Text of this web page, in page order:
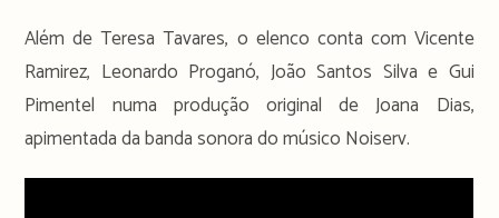
Além de Teresa Tavares, o elenco conta com Vicente
Ramirez, Leonardo Proganó, João Santos Silva e Gui
Pimentel numa produção original de Joana Dias,
apimentada da banda sonora do músico Noiserv.